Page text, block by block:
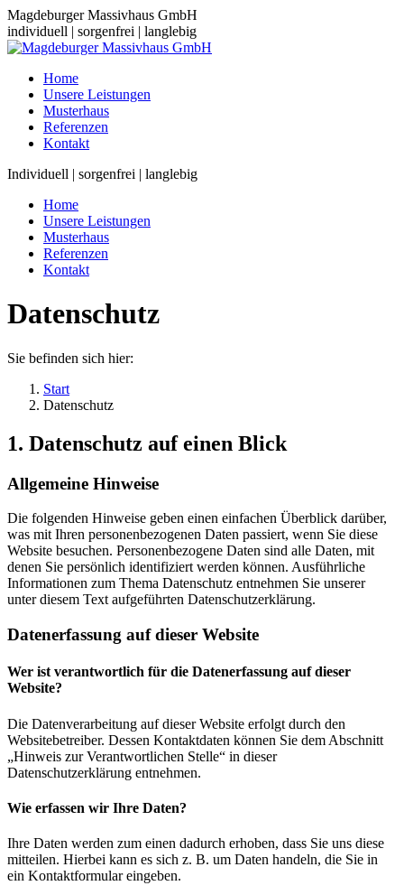
Zum
Inhalt
springen
Magdeburger Massivhaus GmbH
individuell | sorgenfrei | langlebig
Home
Unsere Leistungen
Musterhaus
Referenzen
Kontakt
Individuell | sorgenfrei | langlebig
Home
Unsere Leistungen
Musterhaus
Referenzen
Kontakt
Datenschutz
Sie befinden sich hier:
Start
Datenschutz
1. Datenschutz auf einen Blick
Allgemeine Hinweise
Die folgenden Hinweise geben einen einfachen Überblick darüber,
was mit Ihren personenbezogenen Daten passiert, wenn Sie diese
Website besuchen. Personenbezogene Daten sind alle Daten, mit
denen Sie persönlich identifiziert werden können. Ausführliche
Informationen zum Thema Datenschutz entnehmen Sie unserer
unter diesem Text aufgeführten Datenschutzerklärung.
Datenerfassung auf dieser Website
Wer ist verantwortlich für die Datenerfassung auf dieser
Website?
Die Datenverarbeitung auf dieser Website erfolgt durch den
Websitebetreiber. Dessen Kontaktdaten können Sie dem Abschnitt
„Hinweis zur Verantwortlichen Stelle“ in dieser
Datenschutzerklärung entnehmen.
Wie erfassen wir Ihre Daten?
Ihre Daten werden zum einen dadurch erhoben, dass Sie uns diese
mitteilen. Hierbei kann es sich z. B. um Daten handeln, die Sie in
ein Kontaktformular eingeben.